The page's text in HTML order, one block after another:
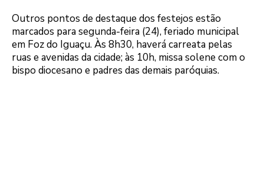
Outros pontos de destaque dos festejos estão
marcados para segunda-feira (24), feriado municipal
em Foz do Iguaçu. Às 8h30, haverá carreata pelas
ruas e avenidas da cidade; às 10h, missa solene com o
bispo diocesano e padres das demais paróquias.